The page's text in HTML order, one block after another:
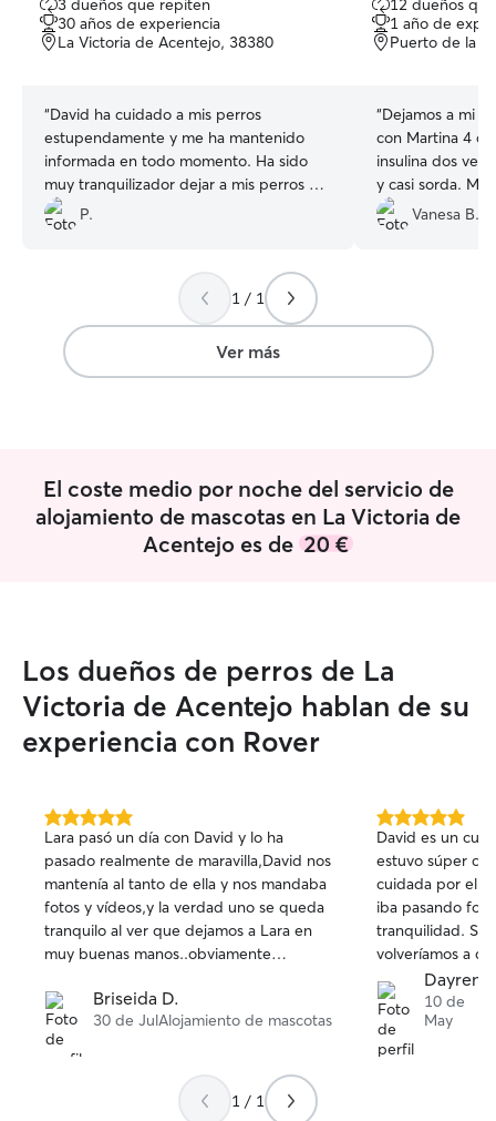
de
5
estrellas
3 dueños que repiten
30 años de experiencia
La Victoria de Acentejo, 38380
“David ha cuidado a mis perros
estupendamente y me ha mantenido
informada en todo momento. Ha sido
muy tranquilizador dejar a mis perros en
tan buenas manos.
P.
de
5
estrellas
12 dueños
1 año de
Puerto de la
“Dejamos a mi
con Martina 4
insulina dos
y casi sorda.
todos los días y
casa. Su casa
Vanesa B.
1 / 1
Ver más
El coste medio por noche del servicio de
alojamiento de mascotas en La Victoria de
Acentejo es de 20 €
Los dueños de perros de La
Victoria de Acentejo hablan de su
experiencia con Rover
5.0
de
5
estrellas
Lara pasó un día con David y lo ha
pasado realmente de maravilla,David nos
mantenía al tanto de ella y nos mandaba
fotos y vídeos,y la verdad uno se queda
tranquilo al ver que dejamos a Lara en
muy buenas manos..obviamente
se fue muy contenta 🩷
Briseida D.
30 de JulAlojamiento de mascotas
5.0
de
5
estrellas
David es un
estuvo súper
cuidada por el.
iba pasando
tranquilidad. Sin
volveríamos a
el.
10 de
May
1 / 1